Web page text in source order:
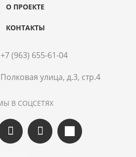
О ПРОЕКТЕ
КОНТАКТЫ
+7 (963) 655-61-04
улица, д.3, стр.4
В СОЦСЕТЯХ